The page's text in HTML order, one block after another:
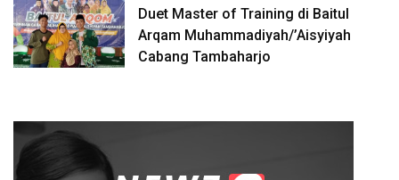
Duet Master of Training di Baitul
Arqam Muhammadiyah/’Aisyiyah
Cabang Tambaharjo